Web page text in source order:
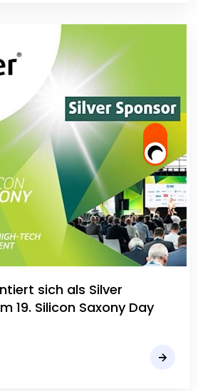
sich als Silver
19. Silicon Saxony Day